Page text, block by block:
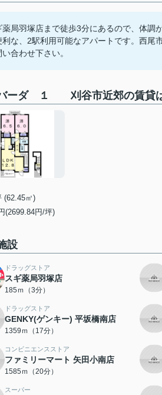
薬局羽塚店まで徒歩3分にあるので、体調
利な、2駅利用可能なアパートです。西尾
い合わせ下さい。
ーダ １ 刈谷市近郊の賃貸は
(62.45㎡)
(2699.84円/坪)
設
ドラッグストア
スギ薬局羽塚店
185ｍ（3分）
ドラッグストア
GENKY(ゲンキー) 平坂橋南店
1359ｍ（17分）
コンビニエンスストア
ファミリーマート 矢田小南店
1585ｍ（20分）
スーパー